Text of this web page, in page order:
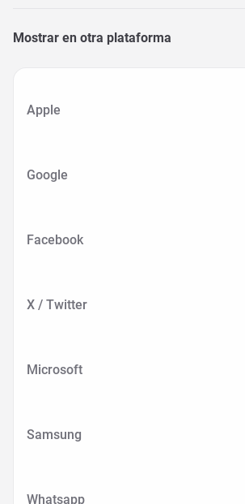
Mostrar en otra plataforma
Apple
Google
Facebook
X / Twitter
Microsoft
Samsung
Whatsapp